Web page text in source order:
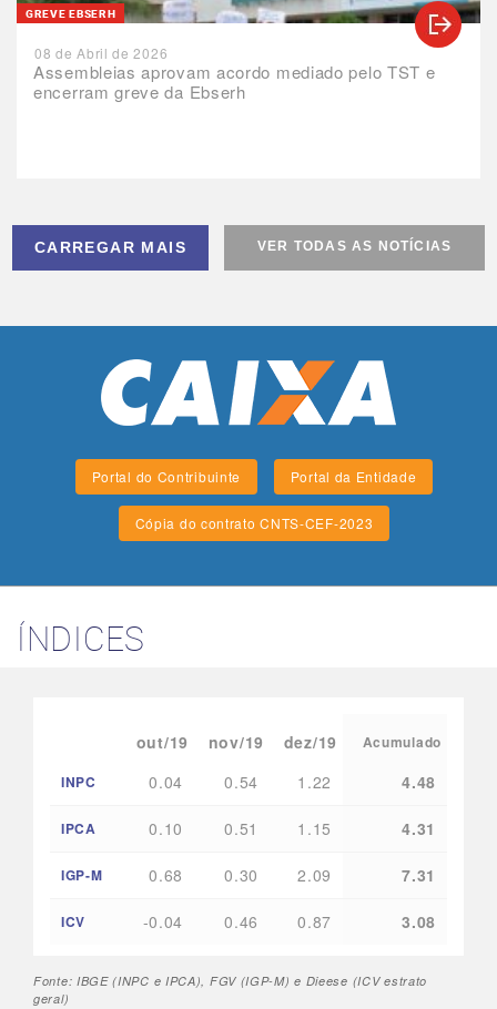
Assembleias aprovam acordo mediado pelo TST e
encerram greve da Ebserh
GREVE EBSERH
08 de Abril de 2026
CARREGAR MAIS VER TODAS AS NOTÍCIAS
Portal do Contribuinte Portal da Entidade
Cópia do contrato CNTS-CEF-2023
ÍNDICES
out/19 nov/19 dez/19
Acumulado
INPC
0.04 0.54 1.22 4.48
IPCA 0.10 0.51 1.15 4.31
IGP-M 0.68 0.30 2.09 7.31
ICV -0.04 0.46 0.87 3.08
Fonte: IBGE (INPC e IPCA), FGV (IGP-M) e Dieese (ICV estrato
geral)